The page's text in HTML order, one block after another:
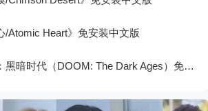
/Atomic Heart》免安装中文版
毁灭战士：黑暗时代（DOOM: The Dark Ages）免安装中文版